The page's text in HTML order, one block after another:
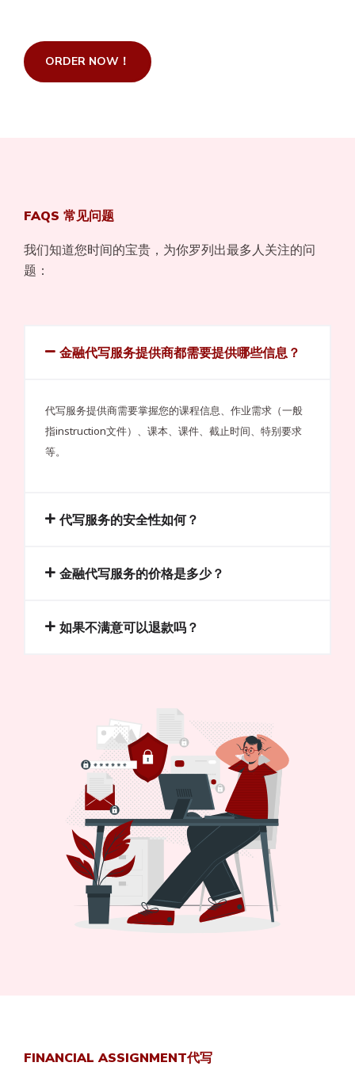
ORDER NOW！
FAQS 常见问题
我们知道您时间的宝贵，为你罗列出最多人关注的问
题：
金融代写服务提供商都需要提供哪些信息？
代写服务提供商需要掌握您的课程信息、作业需求（一般
指instruction文件）、课本、课件、截止时间、特别要求
等。
代写服务的安全性如何？
金融代写服务的价格是多少？
如果不满意可以退款吗？
FINANCIAL ASSIGNMENT代写